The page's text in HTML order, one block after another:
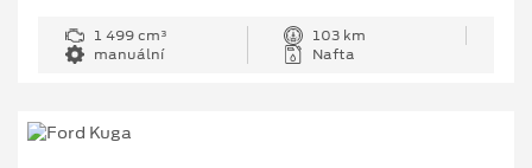
1 499 cm³
103 km
manuální
Nafta